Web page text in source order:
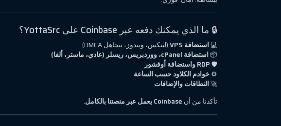
🔒 ما الذي يمكنك دفعه عبر Coinbase على YottaSrc؟
💻استضافة VPS
(لينكس، ويندوز، تتجاهل DMCA)
📦استضافة cPanel، ووردبريس، ريسلر (عادي، ماستر، ألفا)
🛡RDP واستضافة أوفشور
⚙️خوادم الكلاود حسب الساعة
🚀النطاقات والإضافات
تأكدنا من أن Coinbase يعمل عبر منصتنا بالكامل .